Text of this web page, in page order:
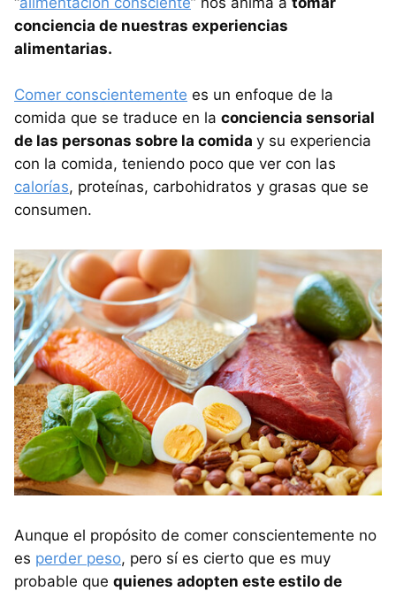
conciencia de nuestras experiencias
alimentarias.
Comer conscientemente es un enfoque de la
comida que se traduce en la conciencia sensorial
de las personas sobre la comida y su experiencia
con la comida, teniendo poco que ver con las
calorías, proteínas, carbohidratos y grasas que se
consumen.
Aunque el propósito de comer conscientemente no
es perder peso, pero sí es cierto que es muy
probable que quienes adopten este estilo de